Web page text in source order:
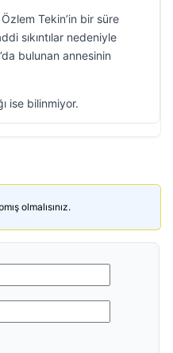
Tekin’in bir süre
sıkıntılar nedeniyle
bulunan annesinin
ise bilinmiyor.
olmalısınız.